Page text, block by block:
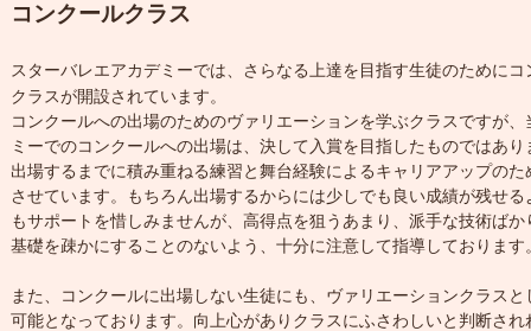
コンクールクラス
スターバレエアカデミーでは、さらなる上達を目指す生徒のためにコ
クラスが開設されています。
コンクールへの出場のためのヴァリエーションを学ぶクラスですが、
ミーでのコンクールへの出場は、決して入賞を目指したものではあり
出場するまでに積み重ねる練習と舞台経験によるキャリアアップのた
させています。もちろん出場するからには少しでも良い成績が残せる
もサポートを惜しみませんが、高得点を狙うあまり、派手な技術ばか
基礎を疎かにすることのないよう、十分に注意して指導しております
また、コンクールに出場しない生徒にも、ヴァリエーションクラスと
可能となっております。向上心がありクラスにふさわしいと判断され